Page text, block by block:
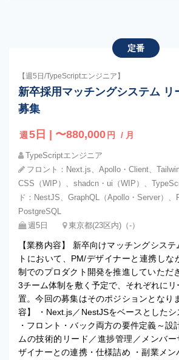
定番
【週5日/TypeScriptエンジニア】
新卒採用マッチングシステム リ
募集
週 5日 | 〜880,000 円 / 月
TypeScriptエンジニア
フロント：Next.js、Apollo・Client、
CSS（WIP）、shadcn・ui（WIP）、
ド：NestJS、GraphQL（Apollo・Server）、
PostgreSQL
週5日
東京都(23区内)（‐）
【業務内容】 新卒向けマッチングシス
トにおいて、PM/デザイナーと連携しな
制でのプロダクト開発を推進していただ
3チーム体制を敷く予定で、それぞれに
置。今回の募集はそのポジションとなり
容】 ・Next.js／NestJSをベースとした
・フロント・バック両方の要件定義～設
ムの技術的リード／進捗管理／メンバ
ザイナーとの連携・仕様詰め ・副業メ